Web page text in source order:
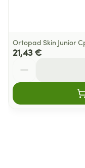
Ortopad Skin Junior
21,43 €